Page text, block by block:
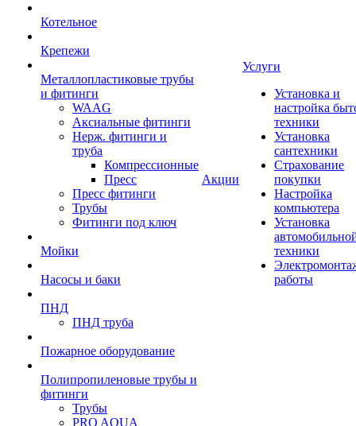
Котельное
Крепежи
Металлопластиковые трубы
и фитинги
WAAG
Аксиальные фитинги
Нерж. фитинги и
труба
Компрессионные
Пресс
Пресс фитинги
Трубы
Фитинги под ключ
Мойки
Насосы и баки
ПНД
ПНД труба
Пожарное оборудование
Полипропиленовые трубы и
фитинги
Трубы
PRO AQUA
Акции
Услуги
Установка и
настройка
техники
Установка
сантехники
Страхование
покупки
Настройка
компьютера
Установка
техники
работы